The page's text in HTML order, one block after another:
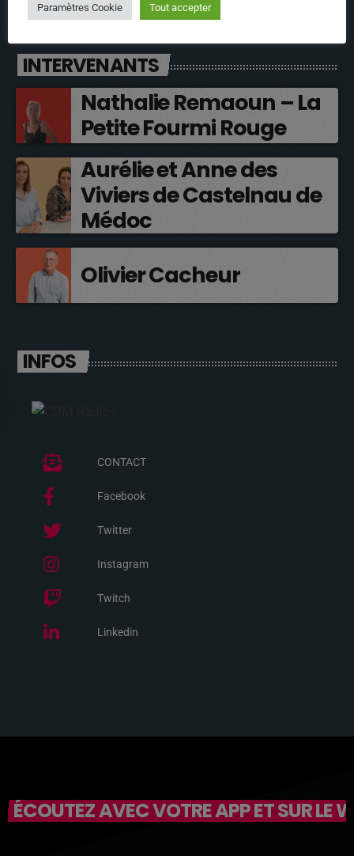
ÉPISODES DE PODCAST
INTERVENANTS
Nathalie Remaoun – La
Petite Fourmi Rouge
Aurélie et Anne des
Viviers de Castelnau de
Médoc
Olivier Cacheur
INFOS
CONTACT
Facebook
Twitter
Instagram
Twitch
Linkedin
ÉCOUTEZ AVEC VOTRE APP ET SUR LE
Paramètres Cookie Tout accepter